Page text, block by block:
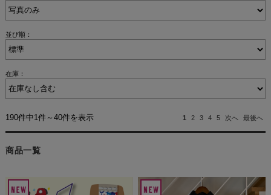
並び順：
在庫：
190件中1件～40件を表示 1 2 3 4 5 次へ 最後へ
商品一覧